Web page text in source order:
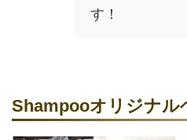
す！
Shampooオリジナル